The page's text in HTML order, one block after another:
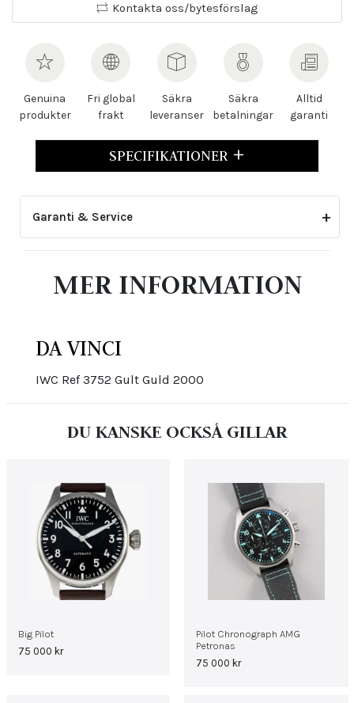
Kontakta oss/bytesförslag
Genuina
produkter
Fri global
frakt
Säkra
leveranser
Säkra
betalningar
Alltid
garanti
SPECIFIKATIONER
Garanti & Service
som uppstått genom felaktig skötsel eller ovarsam
hantering. Den upphör även att gälla om klockan har
MER INFORMATION
DA VINCI
IWC Ref 3752 Gult Guld 2000
DU KANSKE OCKSÅ GILLAR
Big Pilot
75 000 kr
Pilot Chronograph AMG
Petronas
75 000 kr